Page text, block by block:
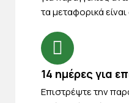
τα μεταφορικά
14 ημέρες για
Eπιστρέψτε την